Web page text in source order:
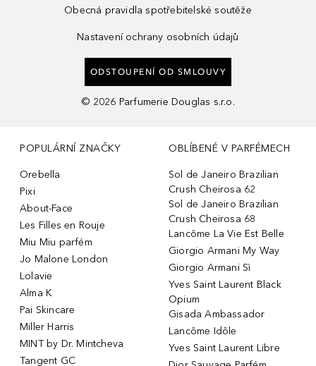
Obecná pravidla spotřebitelské soutěže
Nastavení ochrany osobních údajů
ODSTOUPENÍ OD SMLOUVY
© 2026 Parfumerie Douglas s.r.o.
POPULÁRNÍ ZNAČKY
Orebella
Pixi
About-Face
Les Filles en Rouje
Miu Miu parfém
Jo Malone London
Lolavie
Alma K
Pai Skincare
Miller Harris
MINT by Dr. Mintcheva
Tangent GC
OBLÍBENÉ V PARFÉMECH
Sol de Janeiro Brazilian
Crush Cheirosa 62
Sol de Janeiro Brazilian
Crush Cheirosa 68
Lancôme La Vie Est Belle
Giorgio Armani My Way
Giorgio Armani Sì
Yves Saint Laurent Black
Opium
Gisada Ambassador
Lancôme Idôle
Yves Saint Laurent Libre